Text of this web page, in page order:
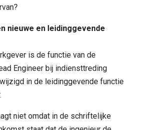
nieuwe en leidinggevende
is de functie van de
Engineer bij indiensttreding
in de leidinggevende functie
niet omdat in de schriftelijke